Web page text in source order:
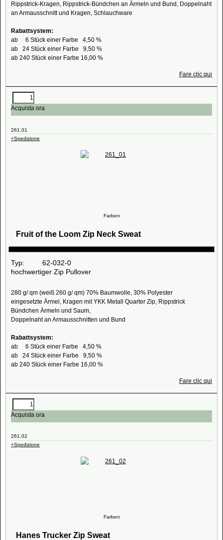
Rippstrick-Kragen, Rippstrick-Bündchen an Ärmeln und Bund, Doppelnaht
an Armausschnitt und Kragen, Schlauchware
Rabattsystem:
ab 6 Stück einer Farbe 4,50 %
ab 24 Stück einer Farbe 9,50 %
ab 240 Stück einer Farbe 16,00 %
Fare clic qui
Acquista ora
261.01
+Spedizione
Farben
Fruit of the Loom Zip Neck Sweat
Typ: 62-032-0
hochwertiger Zip Pullover
280 g/ qm (weiß 260 g/ qm) 70% Baumwolle, 30% Polyester
eingesetzte Ärmel, Kragen mit YKK Metall Quarter Zip, Rippstrick
Bündchen Ärmeln und Saum,
Doppelnaht an Armausschnitten und Bund
Rabattsystem:
ab 6 Stück einer Farbe 4,50 %
ab 24 Stück einer Farbe 9,50 %
ab 240 Stück einer Farbe 16,00 %
Fare clic qui
Acquista ora
261.02
+Spedizione
Farben
Hanes Trucker Zip Sweat